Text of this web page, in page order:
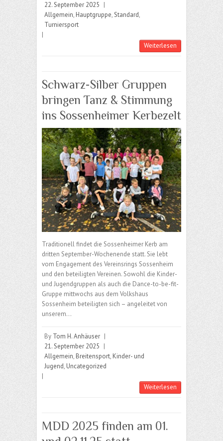
22. September 2025 |
Allgemein, Hauptgruppe,Standard,
Turniersport
|
Weiterlesen
Schwarz-Silber Gruppen
bringen Tanz & Stimmung
ins Sossenheimer Kerbezelt
Traditionell findet die Sossenheimer Kerb am
dritten September-Wochenende statt. Sie lebt
vom Engagement des Vereinsrings Sossenheim
und den beteiligten Vereinen. Sowohl die Kinder-
und Jugendgruppen als auch die Dance-to-be-fit-
Gruppe mittwochs aus dem Volkshaus
Sossenheim beteiligten sich – angeleitet von
unserem…
By Tom H. Anhäuser
21. September 2025
Allgemein, Breitensport, Kinder- und
Jugend, Uncategorized
Weiterlesen
MDD 2025 finden am 01.